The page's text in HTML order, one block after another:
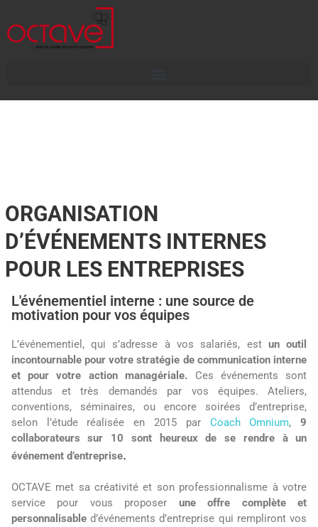
ORGANISATION
D’ÉVÉNEMENTS INTERNES
POUR LES ENTREPRISES
L'événementiel interne : une source de
motivation pour vos équipes
L’événementiel, qui s’adresse à vos salariés, est un outil
incontournable pour votre stratégie de communication interne
et pour votre action managériale. Ces événements sont
attendus et très demandés par vos équipes. Ateliers,
conventions, séminaires, ou encore soirées d’entreprise,
selon l’étude réalisée en 2015 par Coach Omnium, 9
collaborateurs sur 10 sont heureux de se rendre à un
événement d’entreprise.
OCTAVE met sa créativité et son professionnalisme à votre
service pour vous proposer une offre complète et
personnalisabled’événements d’entreprise qui rempliront vos